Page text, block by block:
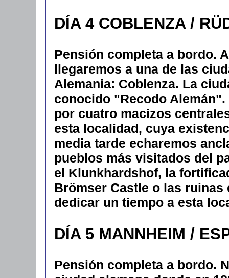
DÍA 4 COBLENZA /
Pensión completa a bordo.
llegaremos a una de las
Alemania: Coblenza. La
conocido "Recodo
por cuatro macizos
esta localidad, cuya
media tarde echaremos
pueblos más visitados del
el Klunkhardshof, la
Brömser Castle o las
dedicar un tiempo a esta
DÍA 5 MANNHEIM /
Pensión completa a bordo.